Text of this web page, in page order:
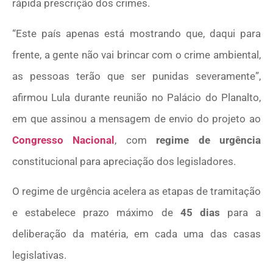
rápida prescrição dos crimes.
“Este país apenas está mostrando que, daqui para
frente, a gente não vai brincar com o crime ambiental,
as pessoas terão que ser punidas severamente”,
afirmou Lula durante reunião no Palácio do Planalto,
em que assinou a mensagem de envio do projeto ao
Congresso Nacional, com regime de urgência
constitucional para apreciação dos legisladores.
O regime de urgência acelera as etapas de tramitação
e estabelece prazo máximo de 45 dias para a
deliberação da matéria, em cada uma das casas
legislativas.